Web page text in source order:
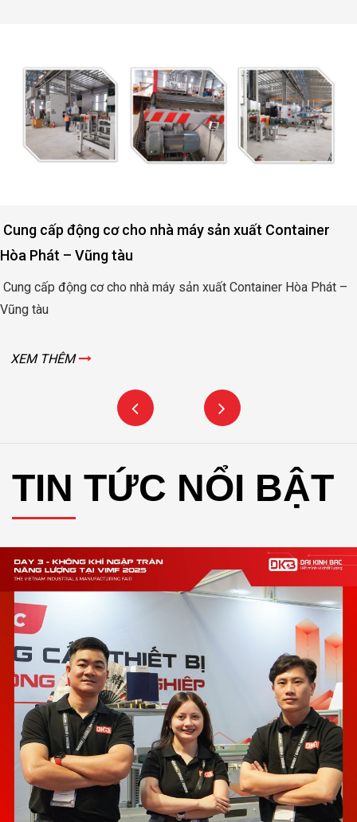
Cung cấp động cơ cho nhà máy sản xuất Container
Hòa Phát – Vũng tàu
Cung cấp động cơ cho nhà máy sản xuất Container Hòa Phát –
Vũng tàu
XEM THÊM
TIN TỨC NỔI BẬT